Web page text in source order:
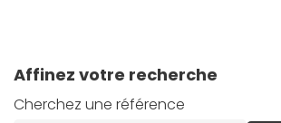
Affinez votre recherche
Cherchez une référence